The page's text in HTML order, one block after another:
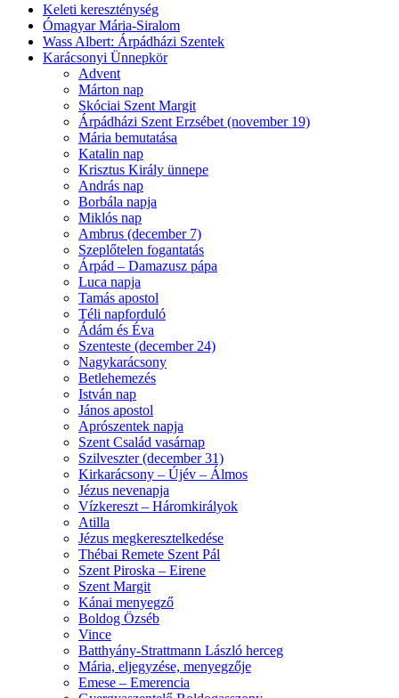
Keleti kereszténység
Ómagyar Mária-Siralom
Wass Albert: Árpádházi Szentek
Karácsonyi Ünnepkör
Advent
Márton nap
Skóciai Szent Margit
Árpádházi Szent Erzsébet (november 19)
Mária bemutatása
Katalin nap
Krisztus Király ünnepe
András nap
Borbála napja
Miklós nap
Ambrus (december 7)
Szeplőtelen fogantatás
Árpád – Damazusz pápa
Luca napja
Tamás apostol
Téli napforduló
Ádám és Éva
Szenteste (december 24)
Nagykarácsony
Betlehemezés
István nap
János apostol
Aprószentek napja
Szent Család vasárnap
Szilveszter (december 31)
Kirkarácsony – Újév – Álmos
Jézus nevenapja
Vízkereszt – Háromkirályok
Atilla
Jézus megkeresztelkedése
Thébai Remete Szent Pál
Szent Piroska – Eirene
Szent Margit
Kánai menyegző
Boldog Özséb
Vince
Batthyány-Strattmann László herceg
Mária, eljegyzése, menyegzője
Emese – Emerencia